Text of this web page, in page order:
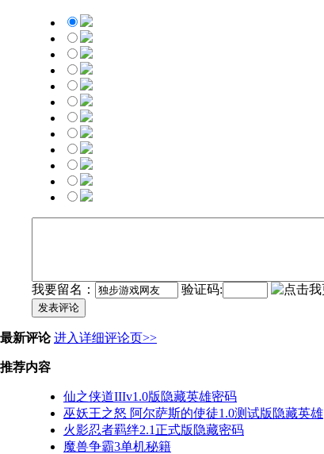
我要留名： 验证码:
发表评论
最新评论 进入详细评论页>>
推荐内容
仙之侠道IIIv1.0版隐藏英雄密码
巫妖王之怒 阿尔萨斯的使徒1.0测试版隐藏英雄
火影忍者羁绊2.1正式版隐藏密码
魔兽争霸3单机秘籍